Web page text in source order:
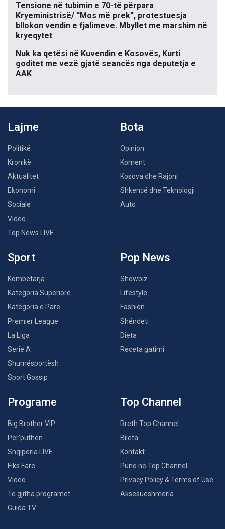
Tensione në tubimin e 70-të përpara
Kryeministrisë/ “Mos më prek”, protestuesja
bllokon vendin e fjalimeve. Mbyllet me marshim në
kryeqytet
Nuk ka qetësi në Kuvendin e Kosovës, Kurti
goditet me vezë gjatë seancës nga deputetja e
AAK
Lajme
Politikë
Kronikë
Aktualitet
Ekonomi
Sociale
Video
Top News LIVE
Bota
Opinion
Koment
Kosova dhe Rajoni
Shkencë dhe Teknologji
Auto
Sport
Kombëtarja
Kategoria Superiore
Kategoria e Parë
Premier League
La Liga
Serie A
Shumësportësh
Sport Gossip
Pop News
Showbiz
Lifestyle
Fashion
Shëndeti
Dieta
Receta gatimi
Programe
Big Brother VIP
Për’puthen
Shqipëria LIVE
Fiks Fare
Video
Të gjitha programet
Guida TV
Top Channel
Rreth Top Channel
Bileta
Kontakt
Puno në Top Channel
Privacy Policy & Terms of Use
Aksesueshmëria